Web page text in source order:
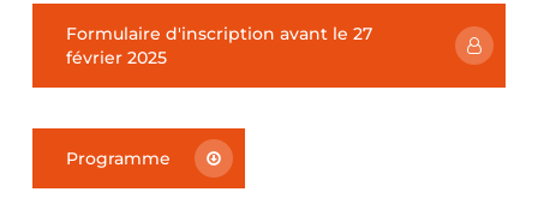
Formulaire d'inscription avant le 27
février 2025
Programme